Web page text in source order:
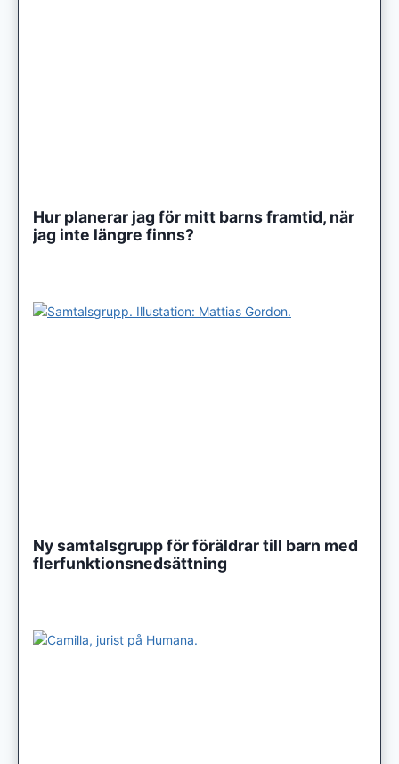
Hur planerar jag för mitt barns framtid, när
jag inte längre finns?
Ny samtalsgrupp för föräldrar till barn med
flerfunktionsnedsättning